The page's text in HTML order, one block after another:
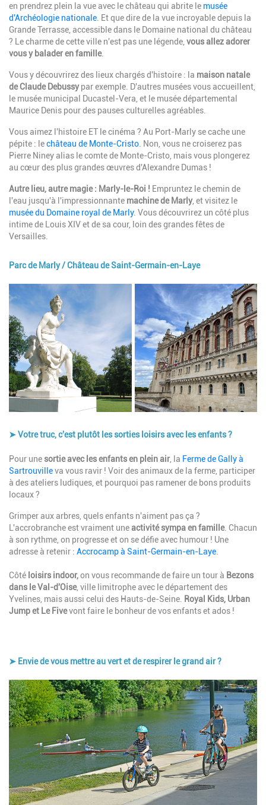
en prendrez plein la vue avec le château qui abrite le musée
d'Archéologie nationale . Et que dire de la vue incroyable depuis la
Grande Terrasse, accessible dans le Domaine national du château
? Le charme de cette ville n'est pas une légende, vous allez adorer
vous y balader en famille.
Vous y découvrirez des lieux chargés d'histoire : la maison natale
de Claude Debussypar exemple. D'autres musées vous accueillent,
le musée municipal Ducastel-Vera, et le musée départemental
Maurice Denis pour des pauses culturelles agréables.
Vous aimez l'histoire ET le cinéma ? Au Port-Marly se cache une
pépite : lechâteau de Monte-Cristo . Non, vous ne croiserez pas
Pierre Niney alias le comte de Monte-Cristo, mais vous plongerez
au cœur des plus grandes œuvres d'Alexandre Dumas !
Autre lieu, autre magie : Marly-le-Roi ! Empruntez le chemin de
l'eau jusqu'à l'impressionnante machine de Marly, et visitez le
musée du Domaine royal de Marly. Vous découvrirez un côté plus
intime de Louis XIV et de sa cour, loin des grandes fêtes de
Versailles.
Parc de Marly / Château de Saint-Germain-en-Laye
Image
➤ Votre truc, c'est plutôt les sorties loisirs avec les enfants ?
Description
Pour unesortie avec les enfants en plein air , la Ferme de Gally à
Sartrouvilleva vous ravir ! Voir des animaux de la ferme, participer
à des ateliers ludiques, et pourquoi pas ramener de bons produits
locaux ?
Grimper aux arbres, quels enfants n'aiment pas ça ?
L'accrobranche est vraiment uneactivité sympa en famille. Chacun
à son rythme, on progresse et on se défie avec humour ! Une
adresse à retenir : Accrocamp à Saint-Germain-en-Laye
Côté loisirs indoor,on vous recommande de faire un tour à Bezons
dans le Val-d'Oise, ville limitrophe avec le département des
Yvelines, mais aussi celui des Hauts-de-Seine.
Royal Kids, Urban
Jump et Le Fivevont faire le bonheur de vos enfants et ados !
➤ Envie de vous mettre au vert et de respirer le grand air ?
Image